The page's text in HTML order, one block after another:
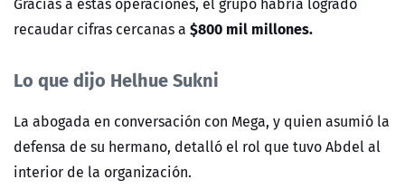
recaudar cifras cercanas a $800 mil millones.
Lo que dijo Helhue Sukni
La abogada en conversación con Mega, y quien asumió la
defensa de su hermano, detalló el rol que tuvo Abdel al
interior de la organización.